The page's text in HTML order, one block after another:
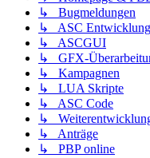
↳ Bugmeldungen
↳ ASC Entwicklung
↳ ASCGUI
↳ GFX-
↳ Kampagnen
↳ LUA Skripte
↳ ASC Code
↳
↳ Anträge
↳ PBP online